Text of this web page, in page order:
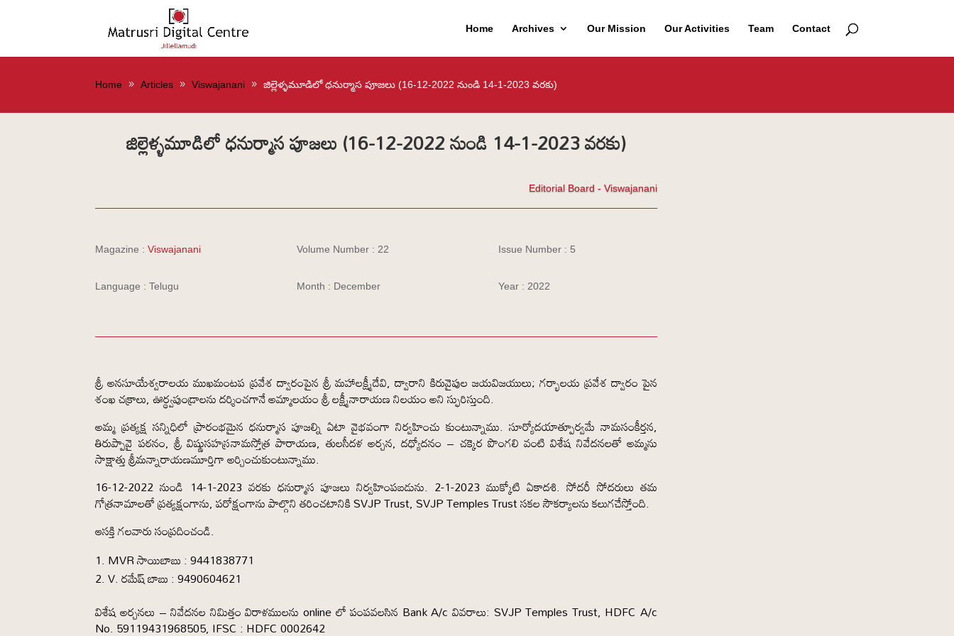
Home Archives Our Mission Our Activities Team Contact
Home Articles Viswajanani జిల్లెళ్ళమూడిలో ధనుర్మాస పూజలు (16-12-2022 నుండి 14-1-2023 వరకు)
జిల్లెళ్ళమూడిలో ధనుర్మాస పూజలు (16-12-2022 నుండి 14-1-2023 వరకు)
Editorial Board - Viswajanani
Magazine :Viswajanani
Language : Telugu
Volume Number : 22
Month : December
Issue Number : 5
Year : 2022
శ్రీ అనసూయేశ్వరాలయ ముఖమంటప ప్రవేశ ద్వారంపైన శ్రీ మహాలక్ష్మీదేవి, ద్వారాని కిరువైపుల జయవిజయులు; గర్భాలయ ప్రవేశ ద్వారం పైన
శంఖ చక్రాలు, ఊర్థ్వపుండ్రాలను దర్శించగానే అమ్మాలయం శ్రీ లక్ష్మీనారాయణ నిలయం అని స్ఫురిస్తుంది.
అమ్మ ప్రత్యక్ష సన్నిధిలో ప్రారంభమైన ధనుర్మాస పూజల్ని ఏటా వైభవంగా నిర్వహించు కుంటున్నాము. సూర్యోదయాత్పూర్వమే నామసంకీర్తన,
తిరుప్పావై పఠనం, శ్రీ విష్ణుసహస్రనామస్తోత్ర పారాయణ, తులసీదళ అర్చన, దధ్యోదనం – చక్కెర పొంగలి వంటి విశేష నివేదనలతో అమ్మను
సాక్షాత్తు శ్రీమన్నారాయణమూర్తిగా అర్చించుకుంటున్నాము.
16-12-2022 నుండి 14-1-2023 వరకు ధనుర్మాస పూజలు నిర్వహింపబడును. 2-1-2023 ముక్కోటి ఏకాదశి. సోదరీ సోదరులు తమ
గోత్రనామాలతో ప్రత్యక్షంగాను, పరోక్షంగాను పాల్గొని తరించటానికి SVJP Trust, SVJP Temples Trust సకల సౌకర్యాలను కలుగచేస్తోంది.
ఆసక్తి గలవారు సంప్రదించండి.
MVR సాయిబాబు : 9441838771
V. రమేష్ బాబు : 9490604621
విశేష అర్చనలు – నివేదనల నిమిత్తం విరాళములను online లో పంపవలసిన Bank A/c వివరాలు: SVJP Temples Trust, HDFC A/c
No. 59119431968505, IFSC : HDFC 0002642